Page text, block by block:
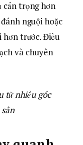
cẩn trọng hơn
nguội hoặc
trước. Điều
và chuyên
từ nhiều góc